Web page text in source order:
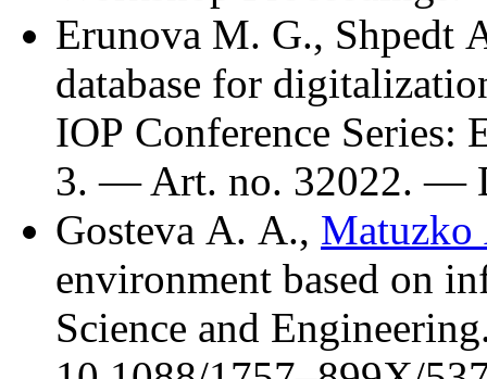
Erunova M. G., Shpedt
database for
IOP Conference
3. — Art. no. 32022. —
Gosteva A. A.,
environment based on
Science and